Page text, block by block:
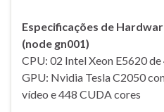
Especificações de
(node gn001)
CPU: 02 Intel Xeon E5620
GPU: Nvidia Tesla C2050
vídeo e 448 CUDA cores